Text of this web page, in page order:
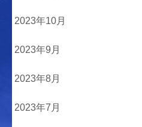
2023年10月
2023年9月
2023年8月
2023年7月